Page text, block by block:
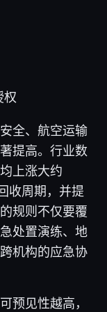
权
全、航空运输
提高。行业数
上涨大约
收周期，并提
规则不仅要覆
处置演练、地
机构的应急协
预见性越高，